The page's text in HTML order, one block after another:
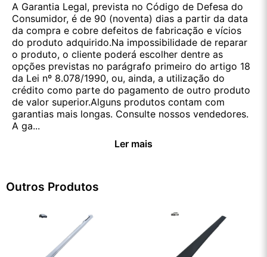
A Garantia Legal, prevista no Código de Defesa do
Consumidor, é de 90 (noventa) dias a partir da data
da compra e cobre defeitos de fabricação e vícios
do produto adquirido.Na impossibilidade de reparar
o produto, o cliente poderá escolher dentre as
opções previstas no parágrafo primeiro do artigo 18
da Lei nº 8.078/1990, ou, ainda, a utilização do
crédito como parte do pagamento de outro produto
de valor superior.Alguns produtos contam com
garantias mais longas. Consulte nossos vendedores.
A ga...
Ler mais
Outros Produtos